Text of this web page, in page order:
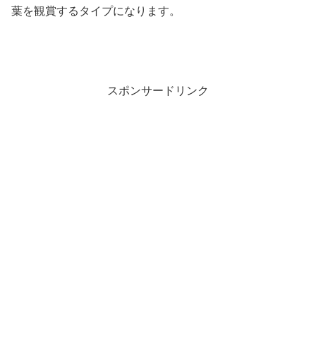
葉を観賞するタイプになります。
スポンサードリンク